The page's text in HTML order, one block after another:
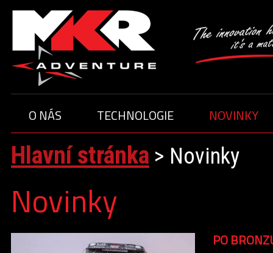
O NÁS
O TÝMU
ČLENOVÉ TÝMU JEZDCI
TECHNOLOGIE NOVINKY
Hlavní stránka > Novinky
Novinky
PO